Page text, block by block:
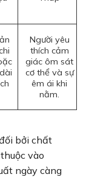
Người yêu
thích cảm
giác ôm sát
cơ thể và sự
êm ái khi
nằm.
bởi chất
vào
ngày càng